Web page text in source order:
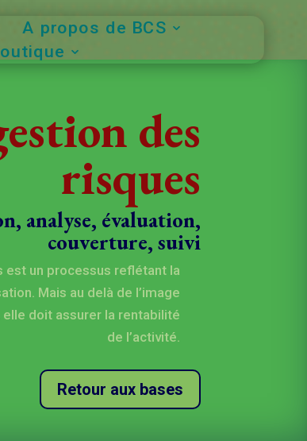
A propos de BCS
des
risques
analyse, évaluation,
couverture, suivi
est un processus reflétant la
Mais au delà de l’image
doit assurer la rentabilité
de l’activité.
Retour aux bases